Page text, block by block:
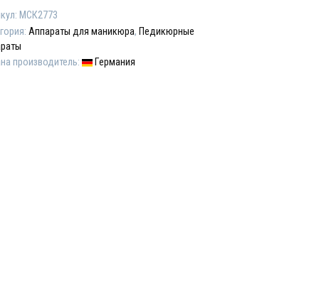
МСК2773
Аппараты для маникюра, Педикюрные
производитель:
Германия